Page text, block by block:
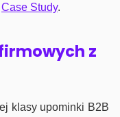
Case Study.
z
klasy upominki B2B